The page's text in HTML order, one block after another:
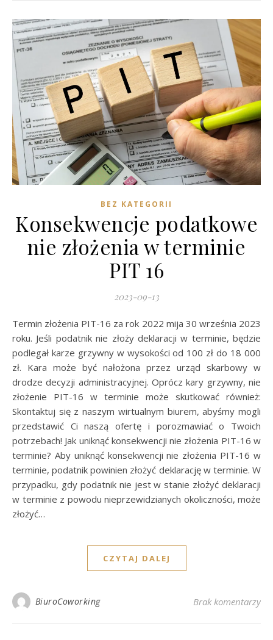
BEZ KATEGORII
Konsekwencje podatkowe
nie złożenia w terminie
PIT 16
2023-09-13
Termin złożenia PIT-16 za rok 2022 mija 30 września 2023
roku. Jeśli podatnik nie złoży deklaracji w terminie, będzie
podlegał karze grzywny w wysokości od 100 zł do 18 000
zł. Kara może być nałożona przez urząd skarbowy w
drodze decyzji administracyjnej. Oprócz kary grzywny, nie
złożenie PIT-16 w terminie może skutkować również:
Skontaktuj się z naszym wirtualnym biurem, abyśmy mogli
przedstawić Ci naszą ofertę i porozmawiać o Twoich
potrzebach! Jak uniknąć konsekwencji nie złożenia PIT-16 w
terminie? Aby uniknąć konsekwencji nie złożenia PIT-16 w
terminie, podatnik powinien złożyć deklarację w terminie. W
przypadku, gdy podatnik nie jest w stanie złożyć deklaracji
w terminie z powodu nieprzewidzianych okoliczności, może
złożyć…
CZYTAJ DALEJ
BiuroCoworking Brak komentarzy